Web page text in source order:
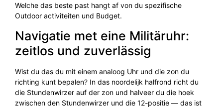
Welche das beste past hangt af von du spezifische
Outdoor activiteiten und Budget.
Navigatie met eine Militäruhr:
zeitlos und zuverlässig
Wist du das du mit einem analoog Uhr und die zon du
richting kunt bepalen? In das noordelijk halfrond richt du
die Stundenwirzer auf der zon und halveer du die hoek
zwischen den Stundenwirzer und die 12-positie — das ist